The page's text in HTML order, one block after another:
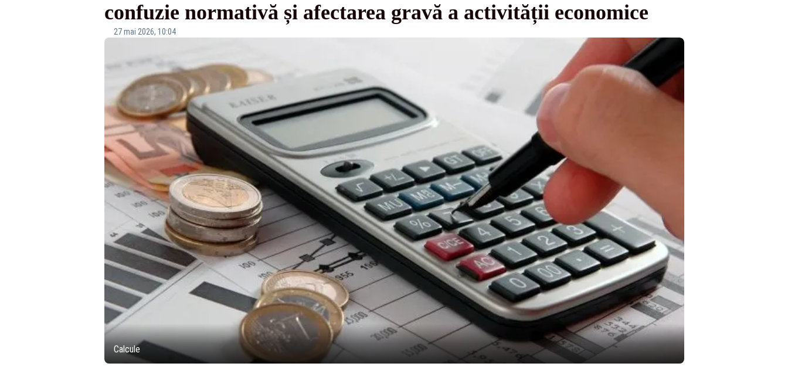
confuzie normativă și afectarea gravă a activității economice
27 mai 2026, 10:04
Calcule